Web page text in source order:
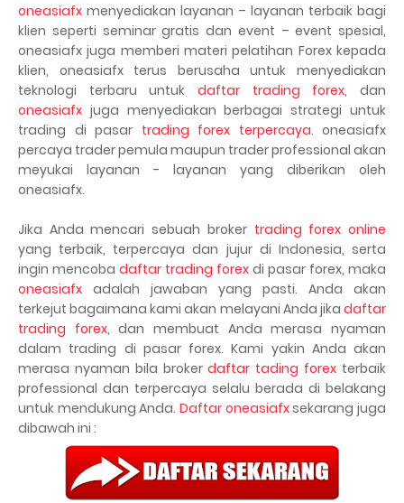
oneasiafx menyediakan layanan – layanan terbaik bagi
klien seperti seminar gratis dan event – event spesial,
oneasiafx juga memberi materi pelatihan Forex kepada
klien, oneasiafx terus berusaha untuk menyediakan
teknologi terbaru untuk daftar trading forex, dan
oneasiafx juga menyediakan berbagai strategi untuk
trading di pasar trading forex terpercaya. oneasiafx
percaya trader pemula maupun trader professional akan
meyukai layanan - layanan yang diberikan oleh
oneasiafx.
Jika Anda mencari sebuah broker trading forex online
yang terbaik, terpercaya dan jujur di Indonesia, serta
ingin mencoba daftar trading forex di pasar forex, maka
oneasiafx adalah jawaban yang pasti. Anda akan
terkejut bagaimana kami akan melayani Anda jika daftar
trading forex, dan membuat Anda merasa nyaman
dalam trading di pasar forex. Kami yakin Anda akan
merasa nyaman bila brokerdaftar tading forex terbaik
professional dan terpercaya selalu berada di belakang
untuk mendukung Anda. Daftar oneasiafxsekarang juga
dibawah ini :